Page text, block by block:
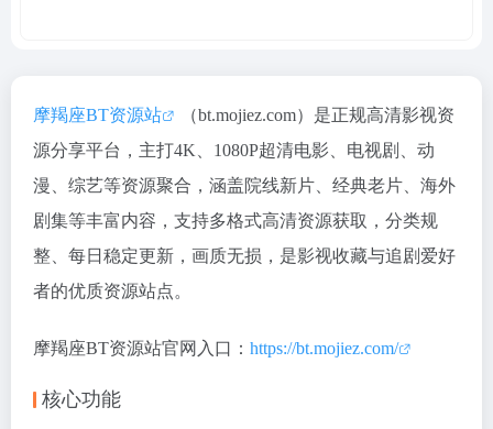
摩羯座BT资源站
（bt.mojiez.com）是正规高清影视资
源分享平台，主打4K、1080P超清电影、电视剧、动
漫、综艺等资源聚合，涵盖院线新片、经典老片、海外
剧集等丰富内容，支持多格式高清资源获取，分类规
整、每日稳定更新，画质无损，是影视收藏与追剧爱好
者的优质资源站点。
摩羯座BT资源站官网入口： https://bt.mojiez.com/
核心功能